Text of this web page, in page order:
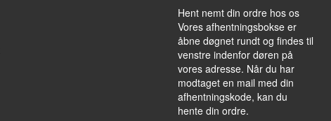
Hent nemt din ordre hos os
Vores afhentningsbokse er
åbne døgnet rundt og findes til
venstre indenfor døren på
vores adresse. Når du har
modtaget en mail med din
afhentningskode, kan du
hente din ordre.